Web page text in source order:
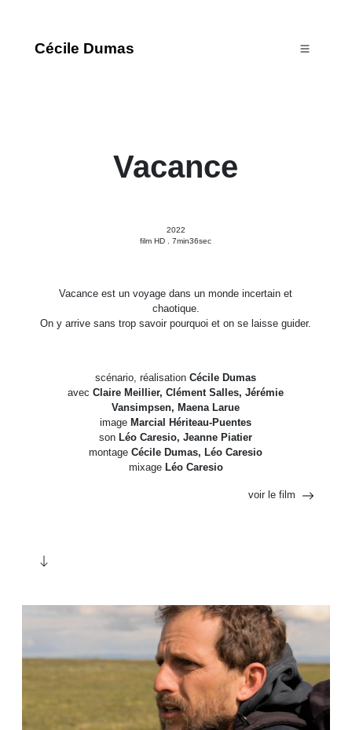
Cécile Dumas
Vacance
2022
film HD . 7min36sec
Vacance est un voyage dans un monde incertain et
chaotique.
On y arrive sans trop savoir pourquoi et on se laisse guider.
scénario, réalisationCécile Dumas
avecClaire Meillier, Clément Salles, Jérémie
Vansimpsen, Maena Larue
image Marcial Hériteau-Puentes
son Léo Caresio, Jeanne Piatier
montageCécile Dumas, Léo Caresio
mixage Léo Caresio
voir le film